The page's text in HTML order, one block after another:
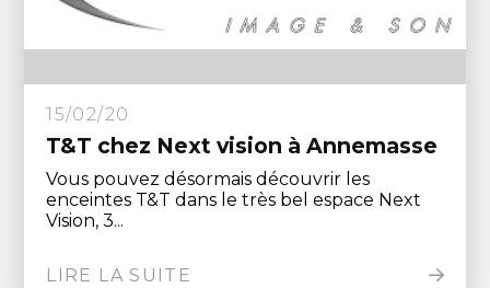
15/02/20
T&T chez Next vision à Annemasse
Vous pouvez désormais découvrir les
enceintes T&T dans le très bel espace Next
Vision, 3...
LIRE LA SUITE